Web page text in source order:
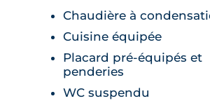
Pour plus de sécurité, la
clôturée, dispose d'un accès
et visiophone et de caméras de
ainsi que de portes palières à
Chaudière à
Cuisine équipée
Placard pré-équipés et
penderies
WC suspendu